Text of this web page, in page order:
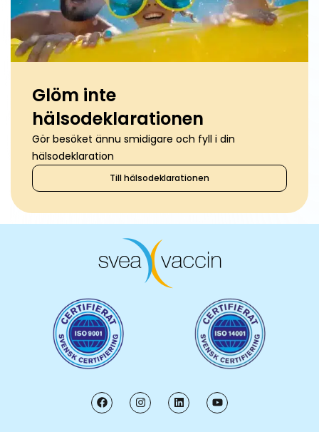
Glöm inte
hälsodeklarationen
Gör besöket ännu smidigare och fyll i din
hälsodeklaration
Till hälsodeklarationen